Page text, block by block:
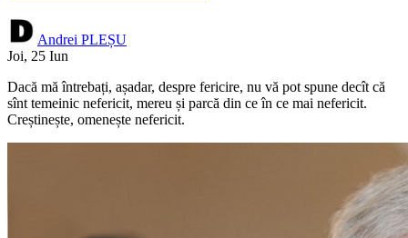
Andrei PLEȘU
Joi, 25 Iun
Dacă mă întrebați, așadar, despre fericire, nu vă pot spune decît că
sînt temeinic nefericit, mereu și parcă din ce în ce mai nefericit.
Creștinește, omenește nefericit.